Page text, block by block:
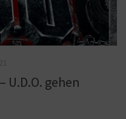
U.D.O. gehen